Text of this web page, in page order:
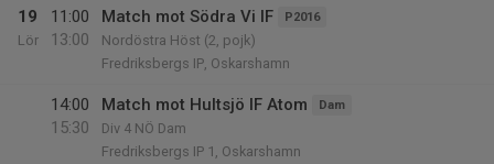
19
Lör
11:00
13:00
Match mot Södra Vi IF P2016
Nordöstra Höst (2, pojk)
Fredriksbergs IP, Oskarshamn
14:00
15:30
Match mot Hultsjö IF Atom Dam
Div 4 NÖ Dam
Fredriksbergs IP 1, Oskarshamn